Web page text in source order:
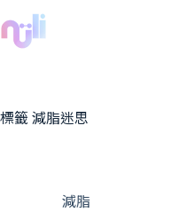
標籤 減脂迷思
減脂